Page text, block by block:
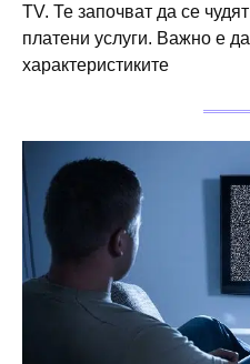
TV. Те започват да се
платени услуги. Важно е
характеристиките